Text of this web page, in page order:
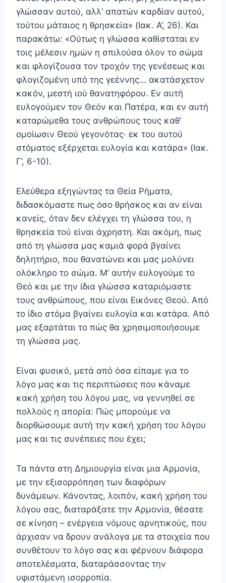
γλώσσαν αυτού, αλλ’ απατών καρδίαν αυτού,
τούτου μάταιος η θρησκεία» (Ιακ. Α’, 26). Και
παρακάτω: «Ούτως η γλώσσα καθίσταται εν
τοις μέλεσιν ημών η σπιλούσα όλον το σώμα
και φλογίζουσα τον τροχόν της γενέσεως και
φλογιζομένη υπό της γεέννης… ακατάσχετον
κακόν, μεστή ιού θανατηφόρου. Εν αυτή
ευλογούμεν τον Θεόν και Πα­τέρα, και εν αυτή
καταρώμεθα τους ανθρώπους τους καθ’
ομοίωσιν Θεού γεγονότας· εκ του αυτού
στόματος εξέρχε­ται ευλογία και κατάρα» (Ιακ.
Γ’, 6-10).
Ελεύθερα εξηγώντας τα Θεία Ρήματα,
διδασκόμαστε πως όσο θρήσκος και αν είναι
κανείς, όταν δεν ελέγχει τη γλώσσα του, η
θρησκεία τού είναι άχρηστη. Και ακόμη, πως
από τη γλώσσα μας καμιά φορά βγαίνει
δηλητήριο, που θανατώνει και μας μολύνει
ολόκληρο το σώμα. Μ’ αυ­τήν ευλογούμε το
Θεό και με την ίδια γλώσσα καταριόμα­στε
τους ανθρώπους, που είναι Εικόνες Θεού. Από
το ίδιο στόμα βγαίνει ευλογία και κατάρα. Από
μας εξαρτάται το πώς θα χρησιμοποιήσουμε
τη γλώσσα μας.
Είναι φυσικό, μετά από όσα είπαμε για το
λόγο μας και τις περιπτώσεις που κάναμε
κακή χρήση του λόγου μας, να γεννηθεί σε
πολλούς η απορία: Πώς μπορούμε να
διορθώσουμε αυτή την κακή χρήση του λόγου
μας και τις συνέπειες που έχει;
Τα πάντα στη Δημιουργία είναι μια Αρμονία,
με την εξισορρόπηση των διαφόρων
δυνάμεων. Κάνοντας, λοι­πόν, κακή χρήση του
λόγου σας, διαταράξατε την Αρμο­νία, θέσατε
σε κίνηση – ενέργεια νόμους αρνητικούς, που
άρχισαν να δρουν ανάλογα με τα στοιχεία που
συνθέτουν το λόγο σας και φέρνουν διάφορα
αποτελέσματα, διαταράσσοντας την
υφιστάμενη ισορροπία.